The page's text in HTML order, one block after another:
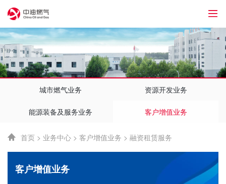
城市燃气业务 资源开发业务
能源装备及服务业务 客户增值业务
首页 > 业务中心 > 客户增值业务 > 融资租赁服务
客户增值业务